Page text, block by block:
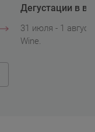
Дегустации в
31 июля - 1
Wine.